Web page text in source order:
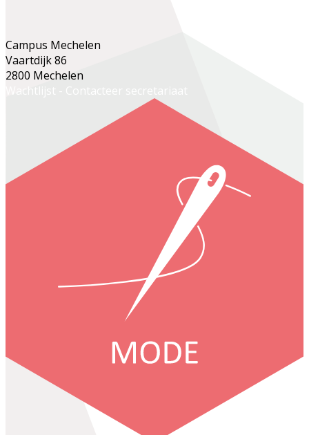
Campus Mechelen
Vaartdijk 86
2800 Mechelen